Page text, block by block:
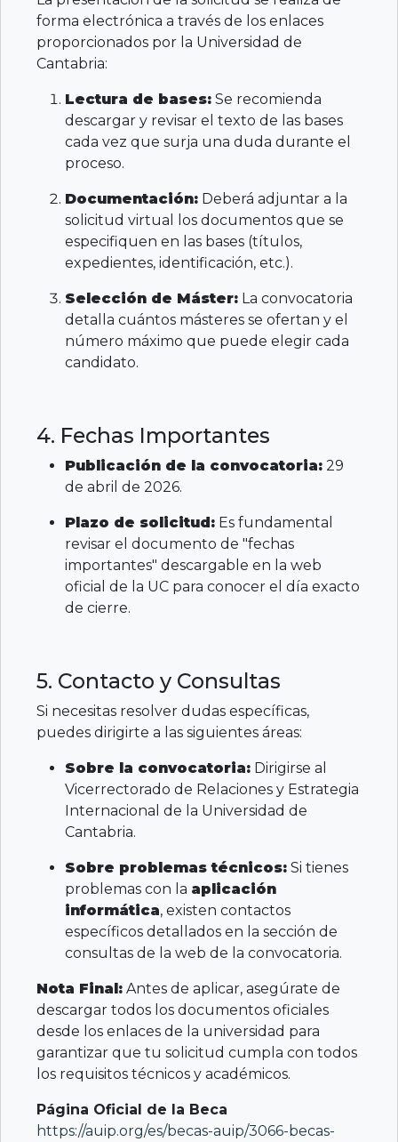
forma electrónica a través de los enlaces
proporcionados por la Universidad de
Cantabria:
Lectura de bases: Se recomienda
descargar y revisar el texto de las bases
cada vez que surja una duda durante el
proceso.
Documentación: Deberá adjuntar a la
solicitud virtual los documentos que se
especifiquen en las bases (títulos,
expedientes, identificación, etc.).
Selección de Máster: La convocatoria
detalla cuántos másteres se ofertan y el
número máximo que puede elegir cada
candidato.
4. Fechas Importantes
Publicación de la convocatoria: 29
de abril de 2026.
Plazo de solicitud: Es fundamental
revisar el documento de "fechas
importantes" descargable en la web
oficial de la UC para conocer el día exacto
de cierre.
5. Contacto y Consultas
Si necesitas resolver dudas específicas,
puedes dirigirte a las siguientes áreas:
Sobre la convocatoria: Dirigirse al
Vicerrectorado de Relaciones y Estrategia
Internacional de la Universidad de
Cantabria.
Sobre problemas técnicos: Si tienes
problemas con la aplicación
informática, existen contactos
específicos detallados en la sección de
consultas de la web de la convocatoria.
Nota Final: Antes de aplicar, asegúrate de
descargar todos los documentos oficiales
desde los enlaces de la universidad para
garantizar que tu solicitud cumpla con todos
los requisitos técnicos y académicos.
Página Oficial de la Beca
https://auip.org/es/becas-auip/3066-becas-